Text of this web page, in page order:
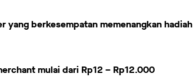
yang berkesempatan memenangkan hadiah
mulai dari Rp12 – Rp12.000